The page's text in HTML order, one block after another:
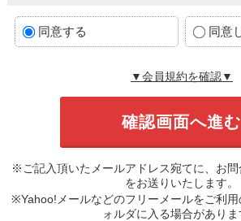
同意する 同意
▼会員規約を確認▼
※ご記入頂いたメールアドレス宛てに、お
をお送りいたします。
※Yahoo!メールなどのフリーメールをご利
ォルダに入る場合がありま